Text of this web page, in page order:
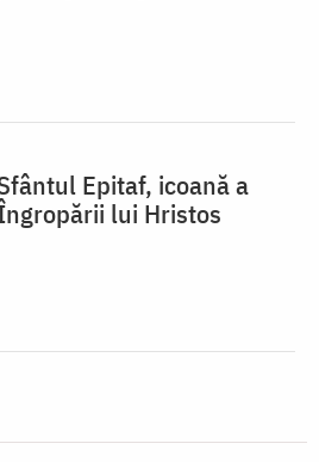
Epitaf, icoană a
lui Hristos